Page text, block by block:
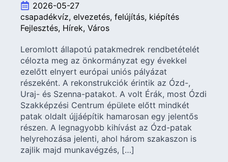
2026-05-27
csapadékvíz elvezetés felújítás kiépítés
Fejlesztés Hírek Város
Leromlott állapotú patakmedrek rendbetételét
célozta meg az önkormányzat egy évekkel
ezelőtt elnyert európai uniós pályázat
részeként. A rekonstrukciók érintik az Ózd-,
Uraj- és Szenna-patakot. A volt Érák, most Ózdi
Szakképzési Centrum épülete előtt mindkét
patak oldalt újjáépítik hamarosan egy jelentős
részen. A legnagyobb kihívást az Ózd-patak
helyrehozása jelenti, ahol három szakaszon is
zajlik majd munkavégzés, […]